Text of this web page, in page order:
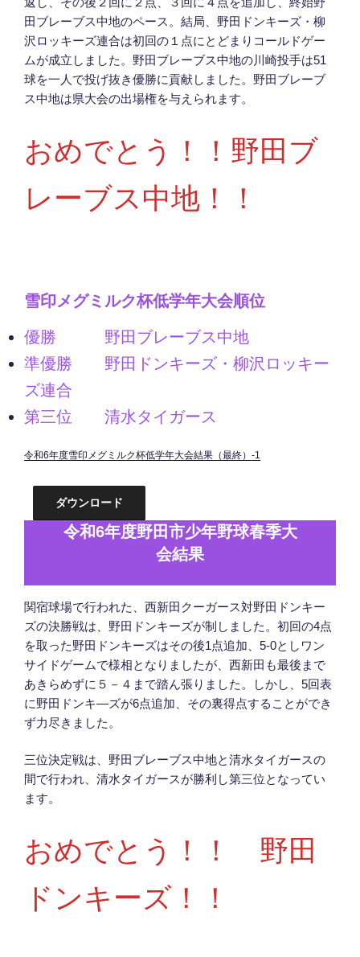
田ブレーブス中地のペース。結局、野田ドンキーズ・柳
沢ロッキーズ連合は初回の１点にとどまりコールドゲー
ムが成立しました。野田ブレーブス中地の川崎投手は51
球を一人で投げ抜き優勝に貢献しました。野田ブレーブ
ス中地は県大会の出場権を与えられます。
おめでとう！！野田ブ
レーブス中地！！
雪印メグミルク杯低学年大会順位
優勝 野田ブレーブス中地
準優勝 野田ドンキーズ・柳沢ロッキー
ズ連合
第三位 清水タイガース
令和6年度雪印メグミルク杯低学年大会結果（最終）-1
ダウンロード
令和6年度野田市少年野球春季大
会結果
関宿球場で行われた、西新田クーガース対野田ドンキー
ズの決勝戦は、野田ドンキーズが制しました。初回の4点
を取った野田ドンキーズはその後1点追加、5-0としワン
サイドゲームで様相となりましたが、西新田も最後まで
あきらめずに５－４まで踏ん張りました。しかし、5回表
に野田ドンキ―ズが6点追加、その裏得点することができ
ず力尽きました。
三位決定戦は、野田ブレーブス中地と清水タイガースの
間で行われ、清水タイガースが勝利し第三位となってい
ます。
おめでとう！！ 野田
ドンキーズ！！